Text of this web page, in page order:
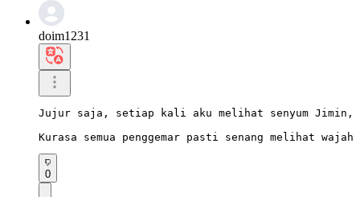
doim1231
Jujur saja, setiap kali aku melihat senyum Jimin,
Kurasa semua penggemar pasti senang melihat
0